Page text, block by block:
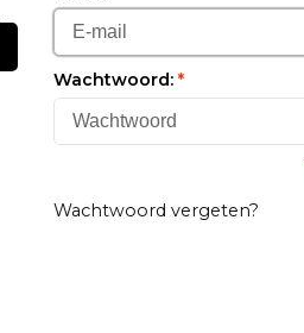
Wachtwoord: *
Wachtwoord vergeten?